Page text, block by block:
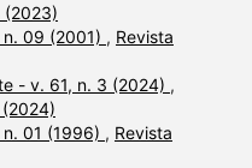
(2023)
09 (2001) , Revista
- v. 61, n. 3 (2024) ,
01 (1996) , Revista